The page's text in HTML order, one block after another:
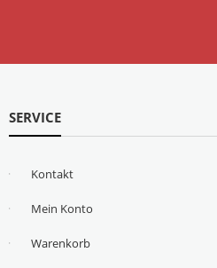
SERVICE
Kontakt
Mein Konto
Warenkorb